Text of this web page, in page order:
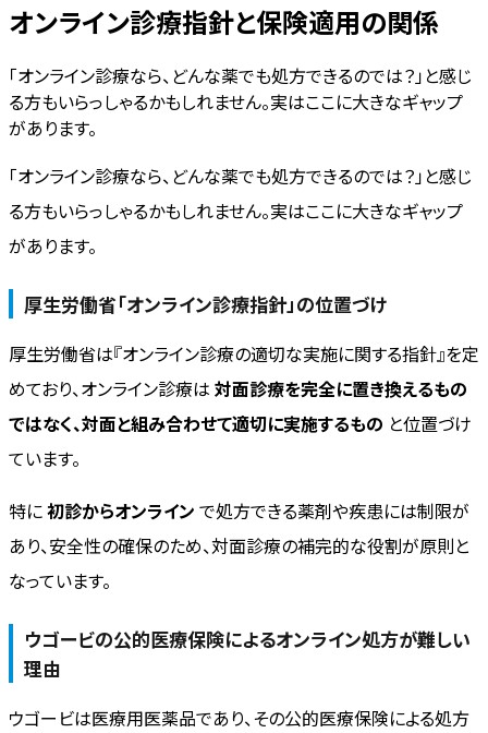
オンライン診療指針と保険適用の関係
「オンライン診療なら、どんな薬でも処方できるのでは？」と感じ
る方もいらっしゃるかもしれません。実はここに大きなギャップ
があります。
「オンライン診療なら、どんな薬でも処方できるのでは？」と感じ
る方もいらっしゃるかもしれません。実はここに大きなギャップ
があります。
厚生労働省「オンライン診療指針」の位置づけ
厚生労働省は『オンライン診療の適切な実施に関する指針』を定
めており、オンライン診療は 対面診療を完全に置き換えるもの
ではなく、対面と組み合わせて適切に実施するもの と位置づけ
ています。
特に初診からオンライン で処方できる薬剤や疾患には制限が
あり、安全性の確保のため、対面診療の補完的な役割が原則と
なっています。
ウゴービの公的医療保険によるオンライン処方が難しい
理由
ウゴービは医療用医薬品であり、その公的医療保険による処方